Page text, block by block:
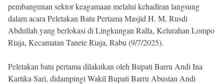
pembangunan sektor keagamaan melalui kehadiran langsung
dalam acara Peletakan Batu Pertama Masjid H. M. Rusdi
Abdullah yang berlokasi di Lingkungan Ralla, Kelurahan Lompo
Riaja, Kecamatan Tanete Riaja, Rabu (9/7/2025).
Peletakan batu pertama dilakukan oleh Bupati Barru Andi Ina
Kartika Sari, didampingi Wakil Bupati Barru Abustan Andi